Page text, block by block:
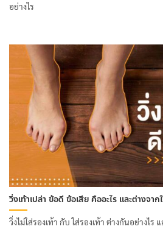
อย่างไร
วิ่งเท้าเปล่า ข้อดี ข้อเสีย คืออะไร และต่างจาก
วิ่งไม่ใส่รองเท้า กับ ใส่รองเท้า ต่างกันอย่างไร